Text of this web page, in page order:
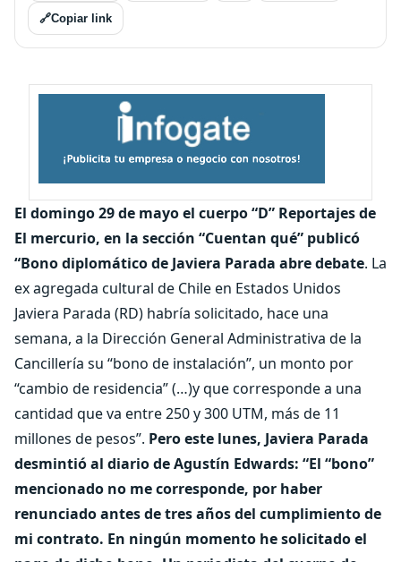
🔗Copiar link
El domingo 29 de mayo el cuerpo “D” Reportajes de
El mercurio, en la sección “Cuentan qué” publicó
“Bono diplomático de Javiera Parada abre debate. La
ex agregada cultural de Chile en Estados Unidos
Javiera Parada (RD) habría solicitado, hace una
semana, a la Dirección General Administrativa de la
Cancillería su “bono de instalación”, un monto por
“cambio de residencia” (…)y que corresponde a una
cantidad que va entre 250 y 300 UTM, más de 11
millones de pesos”. Pero este lunes, Javiera Parada
desmintió al diario de Agustín Edwards: “El “bono”
mencionado no me corresponde, por haber
renunciado antes de tres años del cumplimiento de
mi contrato. En ningún momento he solicitado el